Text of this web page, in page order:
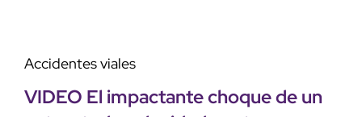
Accidentes viales
VIDEO El impactante choque de un